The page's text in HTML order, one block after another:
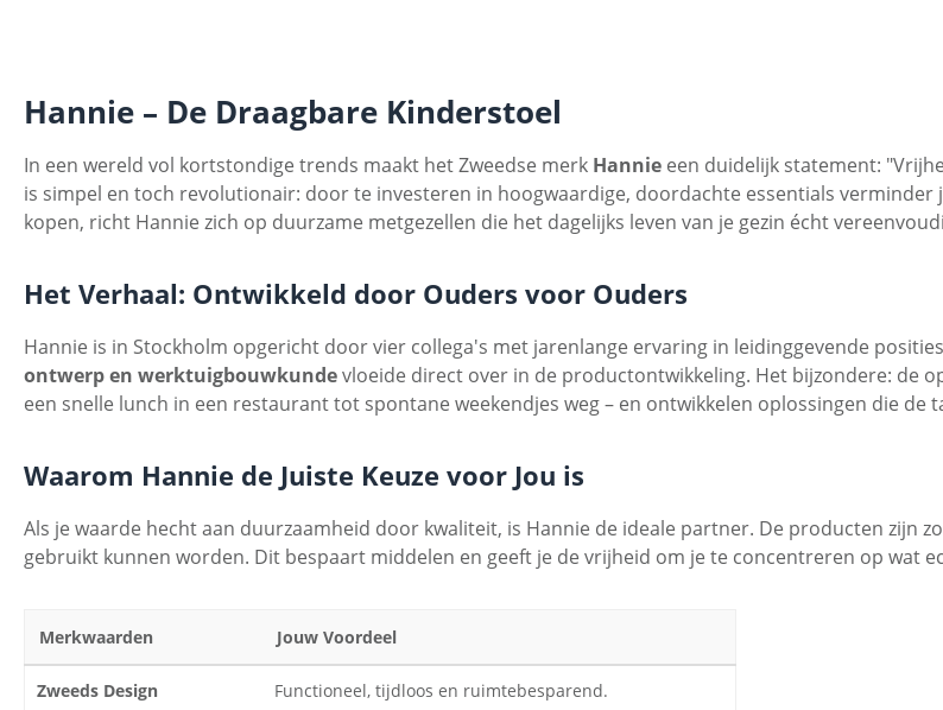
Hannie – De Draagbare Kinderstoel
In een wereld vol kortstondige trends maakt het Zweedse merk Hannie een duidelijk statement:
is simpel en toch revolutionair: door te investeren in hoogwaardige, doordachte essentials
kopen, richt Hannie zich op duurzame metgezellen die het dagelijks leven van je gezin écht
Het Verhaal: Ontwikkeld door Ouders voor Ouders
Hannie is in Stockholm opgericht door vier collega's met jarenlange ervaring in leidinggevende
ontwerp en werktuigbouwkundevloeide direct over in de productontwikkeling. Het bijzondere: de
een snelle lunch in een restaurant tot spontane weekendjes weg – en ontwikkelen oplossingen die de
Waarom Hannie de Juiste Keuze voor Jou is
Als je waarde hecht aan duurzaamheid door kwaliteit, is Hannie de ideale partner. De producten zijn
gebruikt kunnen worden. Dit bespaart middelen en geeft je de vrijheid om je te concentreren op wat
Merkwaarden Jouw Voordeel
Zweeds Design Functioneel, tijdloos en ruimtebesparend.